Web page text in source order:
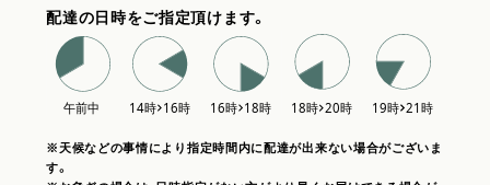
配達の日時をご指定頂けます。
※天候などの事情により指定時間内に配達が出来ない場合がございま
す。